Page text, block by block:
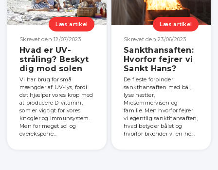
Læs artikel
Skrevet den 12/07/2023
Hvad er UV-
stråling? Beskyt
dig mod solen
Vi har brug for små
mængder af UV-lys, fordi
det hjælper vores krop med
at producere D-vitamin,
som er vigtigt for vores
knogler og immunsystem.
Men for meget sol og
overekspone...
Læs artikel
Skrevet den 23/06/2023
Sankthansaften:
Hvorfor fejrer vi
Sankt Hans?
De fleste forbinder
sankthansaften med bål,
lyse nætter,
Midsommervisen og
familie. Men hvorfor fejrer
vi egentlig sankthansaften,
hvad betyder bålet og
hvorfor brænder vi en he...